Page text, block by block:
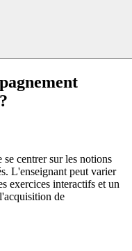
centrer sur les notions
L'enseignant peut varier
exercices interactifs et un
de